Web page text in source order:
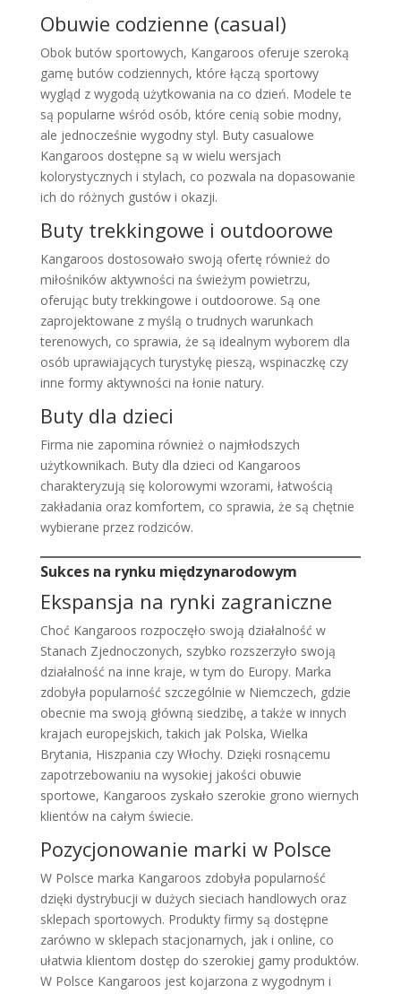
Obuwie codzienne (casual)
Obok butów sportowych, Kangaroos oferuje szeroką
gamę butów codziennych, które łączą sportowy
wygląd z wygodą użytkowania na co dzień. Modele te
są popularne wśród osób, które cenią sobie modny,
ale jednocześnie wygodny styl. Buty casualowe
Kangaroos dostępne są w wielu wersjach
kolorystycznych i stylach, co pozwala na dopasowanie
ich do różnych gustów i okazji.
Buty trekkingowe i outdoorowe
Kangaroos dostosowało swoją ofertę również do
miłośników aktywności na świeżym powietrzu,
oferując buty trekkingowe i outdoorowe. Są one
zaprojektowane z myślą o trudnych warunkach
terenowych, co sprawia, że są idealnym wyborem dla
osób uprawiających turystykę pieszą, wspinaczkę czy
inne formy aktywności na łonie natury.
Buty dla dzieci
Firma nie zapomina również o najmłodszych
użytkownikach. Buty dla dzieci od Kangaroos
charakteryzują się kolorowymi wzorami, łatwością
zakładania oraz komfortem, co sprawia, że są chętnie
wybierane przez rodziców.
Sukces na rynku międzynarodowym
Ekspansja na rynki zagraniczne
Choć Kangaroos rozpoczęło swoją działalność w
Stanach Zjednoczonych, szybko rozszerzyło swoją
działalność na inne kraje, w tym do Europy. Marka
zdobyła popularność szczególnie w Niemczech, gdzie
obecnie ma swoją główną siedzibę, a także w innych
krajach europejskich, takich jak Polska, Wielka
Brytania, Hiszpania czy Włochy. Dzięki rosnącemu
zapotrzebowaniu na wysokiej jakości obuwie
sportowe, Kangaroos zyskało szerokie grono wiernych
klientów na całym świecie.
Pozycjonowanie marki w Polsce
W Polsce marka Kangaroos zdobyła popularność
dzięki dystrybucji w dużych sieciach handlowych oraz
sklepach sportowych. Produkty firmy są dostępne
zarówno w sklepach stacjonarnych, jak i online, co
ułatwia klientom dostęp do szerokiej gamy produktów.
W Polsce Kangaroos jest kojarzona z wygodnym i